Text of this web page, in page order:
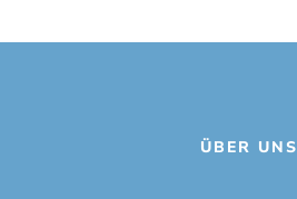
ÜBER UNS